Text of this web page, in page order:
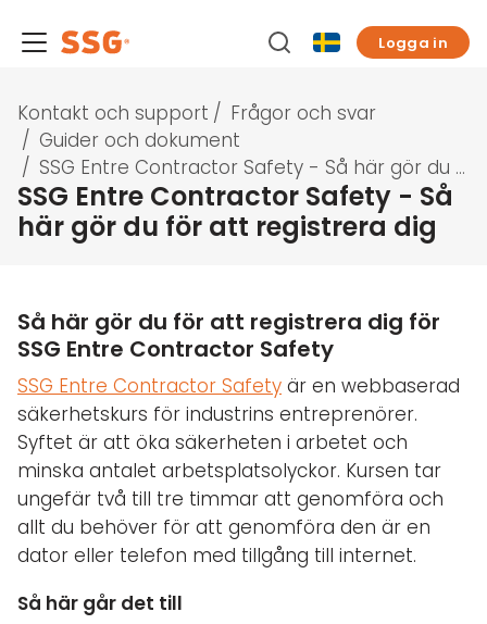
Logga in
Kontakt och support / Frågor och svar
/ Guider och dokument
/ SSG Entre Contractor Safety - Så här gör du för att registrera dig
SSG Entre Contractor Safety - Så
här gör du för att registrera dig
Så här gör du för att registrera dig för
SSG Entre Contractor Safety
SSG Entre Contractor Safety är en webbaserad
säkerhetskurs för industrins entreprenörer.
Syftet är att öka säkerheten i arbetet och
minska antalet arbetsplatsolyckor. Kursen tar
ungefär två till tre timmar att genomföra och
allt du behöver för att genomföra den är en
dator eller telefon med tillgång till internet.
Så här går det till